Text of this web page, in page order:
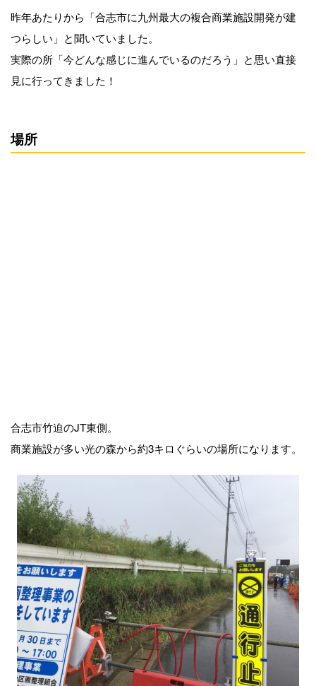
昨年あたりから「合志市に九州最大の複合商業施設開発が建
つらしい」と聞いていました。
実際の所「今どんな感じに進んでいるのだろう」と思い直接
見に行ってきました！
場所
合志市竹迫のJT東側。
商業施設が多い光の森から約3キロぐらいの場所になります。